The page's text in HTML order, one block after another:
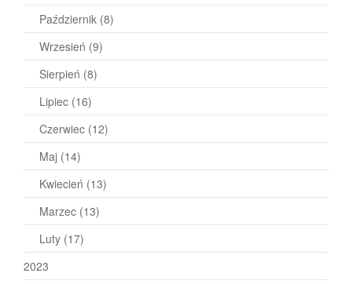
Październik (8)
Wrzesień (9)
Sierpień (8)
Lipiec (16)
Czerwiec (12)
Maj (14)
Kwiecień (13)
Marzec (13)
Luty (17)
2023